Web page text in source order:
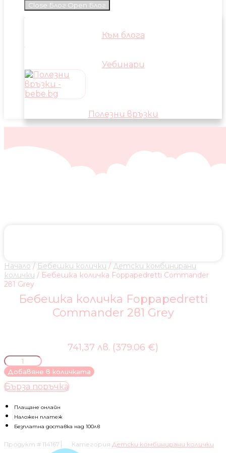
Close Блог Open Блог
Към блога
Уебинари
Полезни връзки
Начало / Бебешки колички / Детски комбинирани
колички / Бебешка количка Foppapedretti Commander
2в1 Grey
Бебешка количка Foppapedretti
Commander 2в1 Grey
741,37 лв. (379.06 €)
количество
за
Бебешка
количка
Commander
2в1
Grey
Добавяне в количката
Бърза поръчка
Плащане онлайн
Наложен платеж
Безплатна доставка над 100лв
Продукт # 114167 Категория Детски комбинирани колички